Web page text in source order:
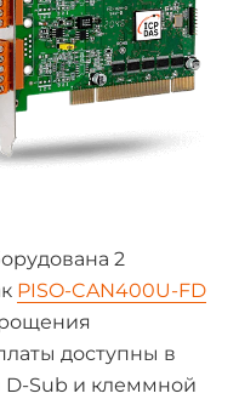
2
PISO-CAN400U-FD
доступны в
D-Sub и клеммной